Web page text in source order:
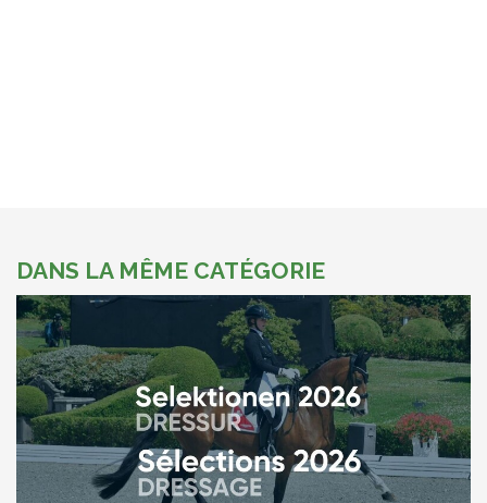
DANS LA MÊME CATÉGORIE